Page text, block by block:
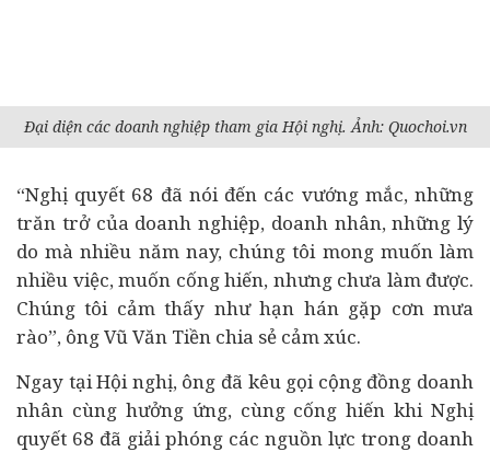
Đại diện các doanh nghiệp tham gia Hội nghị. Ảnh: Quochoi.vn
“Nghị quyết 68 đã nói đến các vướng mắc, những
trăn trở của doanh nghiệp, doanh nhân, những lý
do mà nhiều năm nay, chúng tôi mong muốn làm
nhiều việc, muốn cống hiến, nhưng chưa làm được.
Chúng tôi cảm thấy như hạn hán gặp cơn mưa
rào”, ông Vũ Văn Tiền chia sẻ cảm xúc.
Ngay tại Hội nghị, ông đã kêu gọi cộng đồng doanh
nhân cùng hưởng ứng, cùng cống hiến khi Nghị
quyết 68 đã giải phóng các nguồn lực trong doanh